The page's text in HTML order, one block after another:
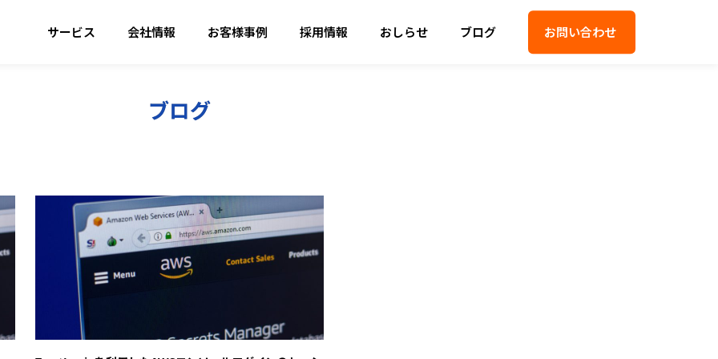
サービス 会社情報 お客様事例 採用情報 おしらせ ブログ お問い合わせ
ブログ